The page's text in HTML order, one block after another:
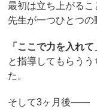
最初は立ち上がるこ
先生が一つひとつの
「ここで力を入れ
と指導してもらう
た。
そして3ヶ月後――